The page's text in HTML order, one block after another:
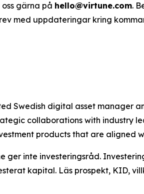
gärna på hello@virtune.com.
med uppdateringar kring
Swedish digital asset manager
collaborations with industry
products that are aligned
ger inte investeringsråd.
kapital. Läs prospekt, KID,